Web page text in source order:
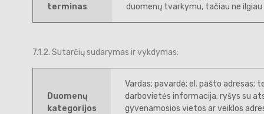
terminas
duomenų tvarkymu, tačiau ne
7.1.2. Sutarčių sudarymas ir vykdymas:
Duomenų
kategorijos
Vardas; pavardė; el. pašto adresas;
darbovietės informacija; ryšys su
gyvenamosios vietos ar veiklos